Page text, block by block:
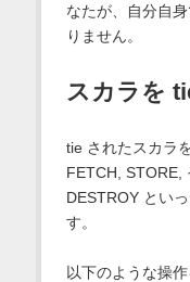
なたが、自分自
りません。
スカラを
tie されたスカラ
FETCH, STORE,
DESTROY とい
す。
以下のような操